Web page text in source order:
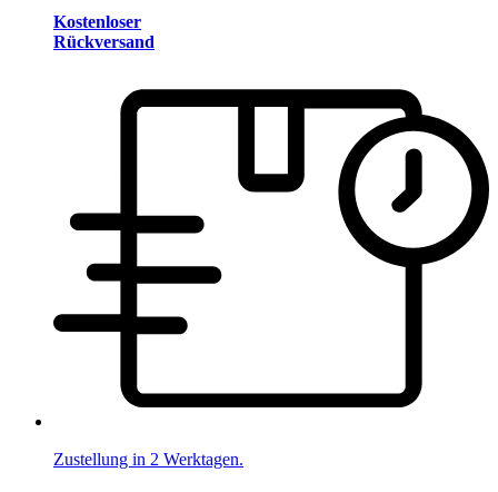
Kostenloser
Rückversand
Zustellung in 2 Werktagen.